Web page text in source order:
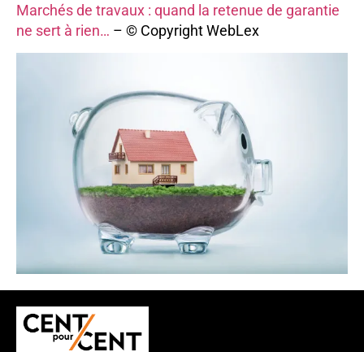
Marchés de travaux : quand la retenue de garantie
ne sert à rien… – © Copyright WebLex